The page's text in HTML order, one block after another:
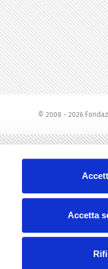
Accetta
© 2008 - 2026